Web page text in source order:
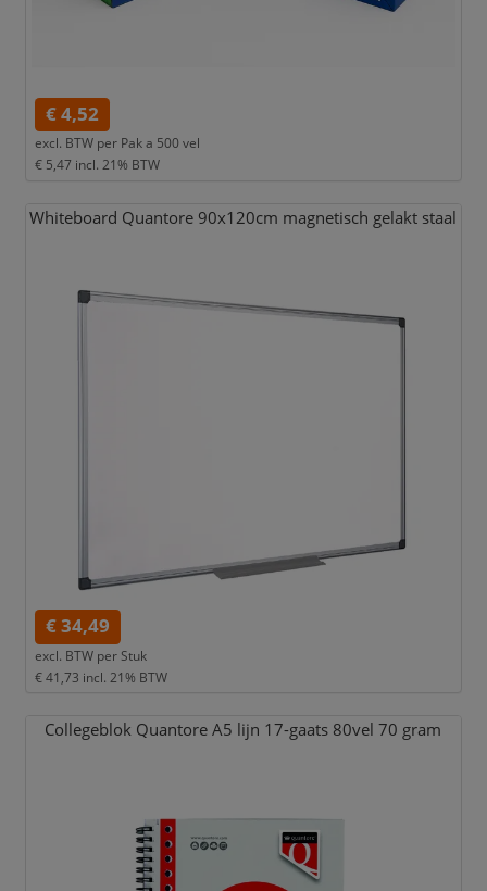
€ 4,52
excl. BTW per Pak a 500 vel
€ 5,47 incl. 21% BTW
Whiteboard Quantore 90x120cm magnetisch gelakt staal
€ 34,49
excl. BTW per Stuk
€ 41,73 incl. 21% BTW
Collegeblok Quantore A5 lijn 17-gaats 80vel 70 gram